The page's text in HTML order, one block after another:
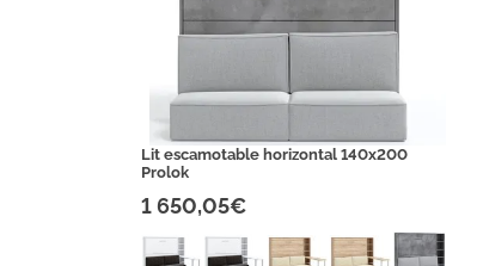
Lit escamotable horizontal 140x200
Prolok
1 650,05€